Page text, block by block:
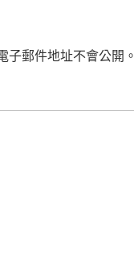
子郵件地址不會公開。